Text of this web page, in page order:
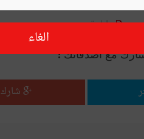
طباعة
مع أصدقائك !
شارك
الغاء